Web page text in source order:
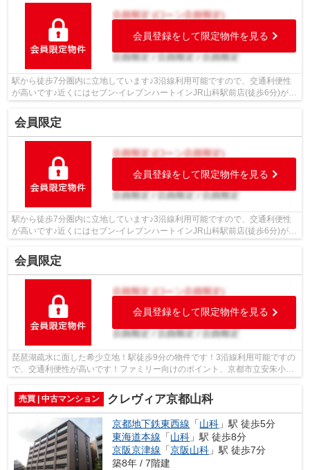
会員登録をして限定物件を見る
駅から徒歩7分圏内に立地しています♪3沿線利用可能ですので、交通利便性
が高いです♪近くにはセブン-イレブンハートインJR山科駅前店(徒歩6分)があ
会員限定
会員登録をして限定物件を見る
駅から徒歩7分圏内に立地しています♪3沿線利用可能ですので、交通利便性
が高いです♪近くにはセブン-イレブンハートインJR山科駅前店(徒歩6分)があ
会員限定
会員登録をして限定物件を見る
琵琶湖疏水に面した希少立地！駅徒歩9分の物件です！3沿線利用可能ですの
で、交通利便性が高いです！ファミリー向けのポイント、京都市立安朱小学
売買 | 中古マンション
クレヴィア京都山科
京都地下鉄東西線 「山科 」駅 徒歩5分
東海道本線 「山科 」駅 徒歩8分
京阪京津線 「京阪山科 」駅 徒歩7分
築8年 / 7階建